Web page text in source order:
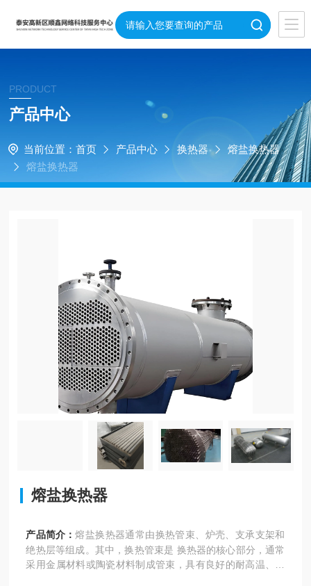
PRODUCT
产品中心
当前位置： 首页 产品中心 换热器
熔盐换热器
熔盐换热器
熔盐换热器
产品简介：熔盐换热器通常由换热管束、炉壳、支承支架和
绝热层等组成。其中，换热管束是 换热器的核心部分，通常
采用金属材料或陶瓷材料制成管束，具有良好的耐高温、耐